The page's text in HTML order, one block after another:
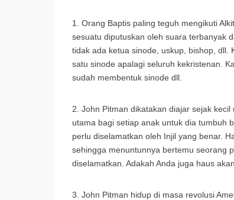
1. Orang Baptis paling teguh mengikuti
sesuatu diputuskan oleh suara terbanyak
tidak ada ketua sinode, uskup, bishop, dll.
satu sinode apalagi seluruh kekristenan.
sudah membentuk sinode dll.
2. John Pitman dikatakan diajar sejak
utama bagi setiap anak untuk dia tumbuh
perlu diselamatkan oleh Injil yang benar.
sehingga menuntunnya bertemu seorang
diselamatkan. Adakah Anda juga haus
3. John Pitman hidup di masa revolusi